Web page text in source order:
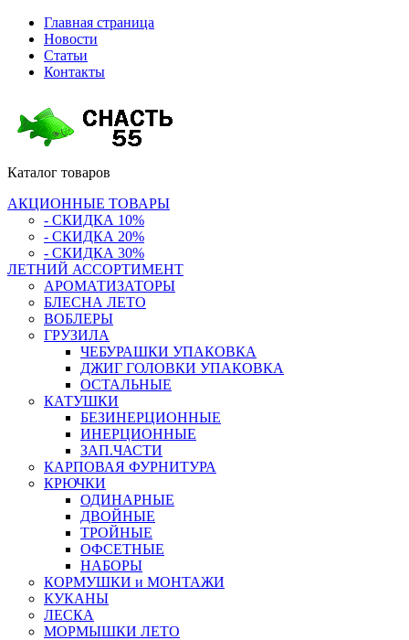
Главная страница
Новости
Статьи
Контакты
Каталог товаров
АКЦИОННЫЕ ТОВАРЫ
- СКИДКА 10%
- СКИДКА 20%
- СКИДКА 30%
ЛЕТНИЙ АССОРТИМЕНТ
АРОМАТИЗАТОРЫ
БЛЕСНА ЛЕТО
ВОБЛЕРЫ
ГРУЗИЛА
ЧЕБУРАШКИ УПАКОВКА
ДЖИГ ГОЛОВКИ УПАКОВКА
ОСТАЛЬНЫЕ
КАТУШКИ
БЕЗИНЕРЦИОННЫЕ
ИНЕРЦИОННЫЕ
ЗАП.ЧАСТИ
КАРПОВАЯ ФУРНИТУРА
КРЮЧКИ
ОДИНАРНЫЕ
ДВОЙНЫЕ
ТРОЙНЫЕ
ОФСЕТНЫЕ
НАБОРЫ
КОРМУШКИ и МОНТАЖИ
КУКАНЫ
ЛЕСКА
МОРМЫШКИ ЛЕТО